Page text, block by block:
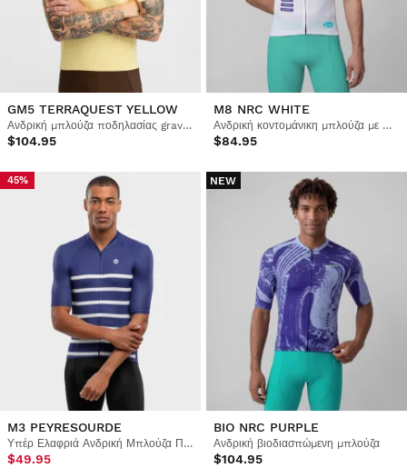
GM5 TERRAQUEST YELLOW
Ανδρική μπλούζα ποδηλασίας gravel με φερμουάρ στο μισό μήκος
$104.95
M8 NRC WHITE
Ανδρική κοντομάνικη μπλούζα με πλέγμα ποδηλασίας
$84.95
45%
M3 PEYRESOURDE
Υπέρ Ελαφριά Ανδρική Μπλούζα Ποδηλασίας
$49.95
NEW
BIO NRC PURPLE
Ανδρική βιοδιασπώμενη μπλούζα
$104.95